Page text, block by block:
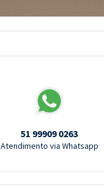
51 99909 0263
Atendimento via Whatsapp